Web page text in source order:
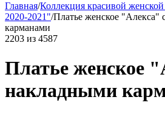
Главная/Коллекция красивой
2020-2021"/Платье женское "Алекса"
карманами
2203 из 4587
Платье женское
накладными